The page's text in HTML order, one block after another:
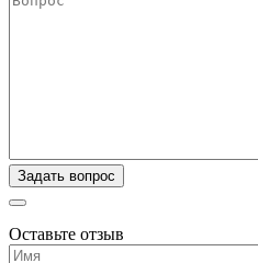
Оставьте отзыв